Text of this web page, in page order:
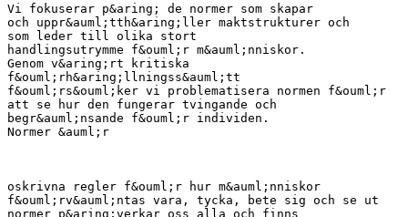
Vi fokuserar p&aring; de normer som skapar
och uppr&auml;tth&aring;ller maktstrukturer och
som leder till olika stort
handlingsutrymme f&ouml;r m&auml;nniskor.
Genom v&aring;rt kritiska
f&ouml;rh&aring;llningss&auml;tt
f&ouml;rs&ouml;ker vi problematisera normen f&ouml;r
att se hur den fungerar tvingande och
begr&auml;nsande f&ouml;r individen.
Normer &auml;r
oskrivna regler f&ouml;r hur m&auml;nniskor
f&ouml;rv&auml;ntas vara, tycka, bete sig och se ut
normer p&aring;verkar oss alla och finns